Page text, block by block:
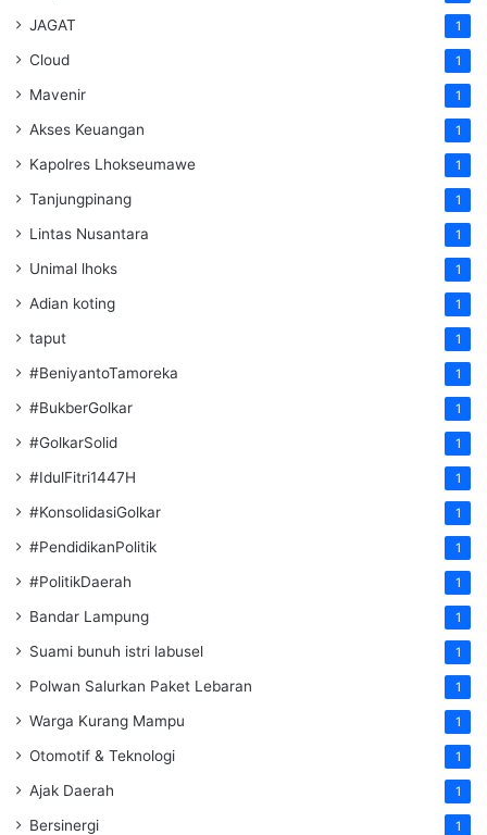
JAGAT 1
Cloud 1
Mavenir 1
Akses Keuangan 1
Kapolres Lhokseumawe 1
Tanjungpinang 1
Lintas Nusantara 1
Unimal lhoks 1
Adian koting 1
taput 1
#BeniyantoTamoreka 1
#BukberGolkar 1
#GolkarSolid 1
#IdulFitri1447H 1
#KonsolidasiGolkar 1
#PendidikanPolitik 1
#PolitikDaerah 1
Bandar Lampung 1
Suami bunuh istri labusel 1
Polwan Salurkan Paket Lebaran 1
Warga Kurang Mampu 1
Otomotif & Teknologi 1
Ajak Daerah 1
Bersinergi 1